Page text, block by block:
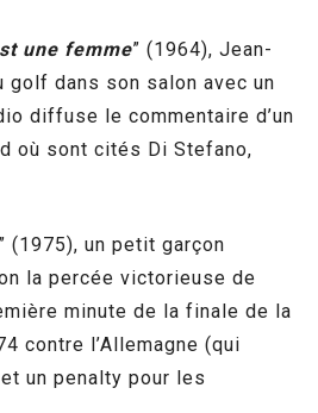
une femme” (1964), Jean-
golf dans son salon avec un
diffuse le commentaire d’un
où sont cités Di Stefano,
(1975), un petit garçon
la percée victorieuse de
minute de la finale de la
contre l’Allemagne (qui
un penalty pour les